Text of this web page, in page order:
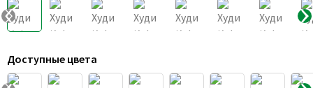
Доступные цвета